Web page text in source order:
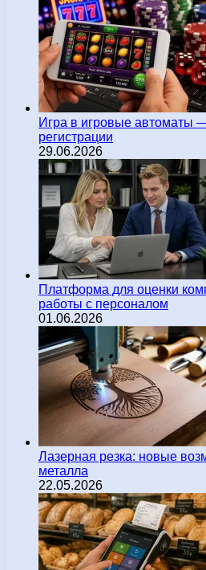
Игра в игровые автоматы
регистрации
29.06.2026
Платформа для оценки
работы с персоналом
01.06.2026
Лазерная резка: новые
металла
22.05.2026